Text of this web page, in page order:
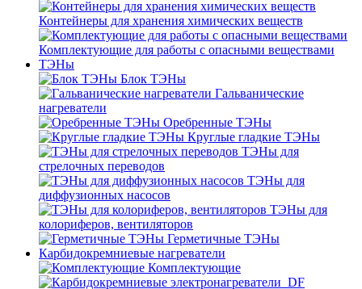
Контейнеры для хранения химических веществ
Комплектующие для работы с опасными веществами
ТЭНы
Блок ТЭНы
Гальванические
нагреватели
Оребренные ТЭНы
Круглые гладкие ТЭНы
ТЭНы для
стрелочных переводов
ТЭНы для
диффузионных насосов
ТЭНы для
колориферов, вентиляторов
Герметичные ТЭНы
Карбидокремниевые нагреватели
Комплектующие